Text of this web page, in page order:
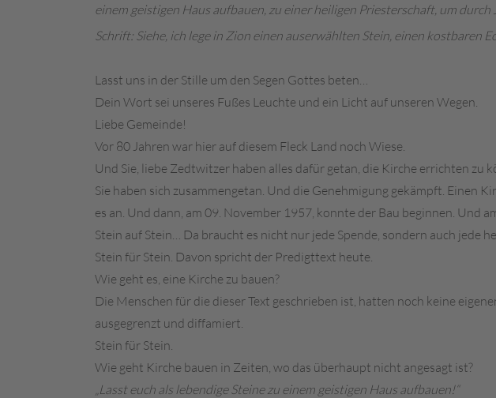
einem geistigen Haus aufbauen, zu einer heiligen Priesterschaft, um
Schrift: Siehe, ich lege in Zion einen auserwählten Stein, einen kostbaren
Lasst uns in der Stille um den Segen Gottes beten…
Dein Wort sei unseres Fußes Leuchte und ein Licht auf unseren Wegen.
Liebe Gemeinde!
Vor 80 Jahren war hier auf diesem Fleck Land noch Wiese.
Und Sie, liebe Zedtwitzer haben alles dafür getan, die Kirche errichten zu
Sie haben sich zusammengetan. Und die Genehmigung gekämpft. Einen
es an. Und dann, am 09. November 1957, konnte der Bau beginnen. Und
Stein auf Stein… Da braucht es nicht nur jede Spende, sondern auch jede
Stein für Stein. Davon spricht der Predigttext heute.
Wie geht es, eine Kirche zu bauen?
Die Menschen für die dieser Text geschrieben ist, hatten noch keine
ausgegrenzt und diffamiert.
Stein für Stein.
Wie geht Kirche bauen in Zeiten, wo das überhaupt nicht angesagt ist?
„Lasst euch als lebendige Steine zu einem geistigen Haus aufbauen!“